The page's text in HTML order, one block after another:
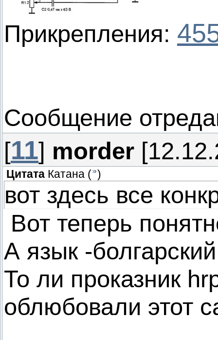
Прикрепления:
Сообщение
[11] morder
Цитата Катана ( )
вот здесь все
Вот теперь
А язык -
То ли проказник
облюбовали этот